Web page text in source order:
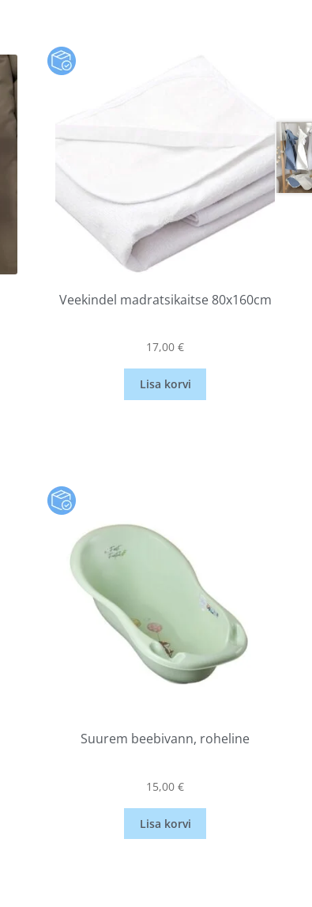
Veekindel madratsikaitse 80x160cm
17,00€
Lisa korvi
Suurem beebivann, roheline
15,00€
Lisa korvi